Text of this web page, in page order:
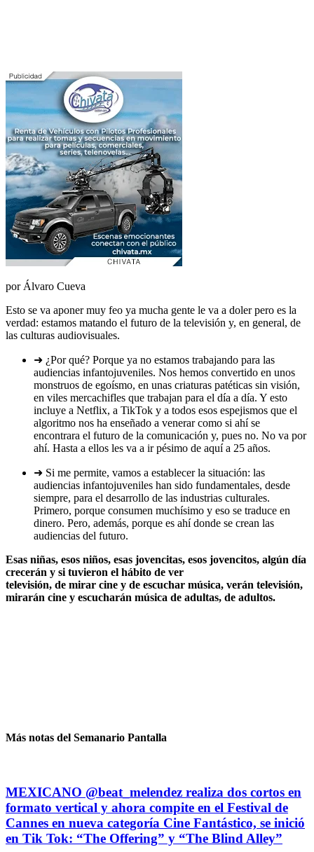
por Álvaro Cueva
Esto se va aponer muy feo ya mucha gente le va a doler pero es la
verdad: estamos matando el futuro de la televisión y, en general, de
las culturas audiovisuales.
➜ ¿Por qué? Porque ya no estamos trabajando para las
audiencias infantojuveniles. Nos hemos convertido en unos
monstruos de egoísmo, en unas criaturas patéticas sin visión,
en viles mercachifles que trabajan para el día a día. Y esto
incluye a Netflix, a TikTok y a todos esos espejismos que el
algoritmo nos ha enseñado a venerar como si ahí se
encontrara el futuro de la comunicación y, pues no. No va por
ahí. Hasta a ellos les va a ir pésimo de aquí a 25 años.
➜ Si me permite, vamos a establecer la situación: las
audiencias infantojuveniles han sido fundamentales, desde
siempre, para el desarrollo de las industrias culturales.
Primero, porque consumen muchísimo y eso se traduce en
dinero. Pero, además, porque es ahí donde se crean las
audiencias del futuro.
Esas niñas, esos niños, esas jovencitas, esos jovencitos, algún día
crecerán y si tuvieron el hábito de ver
televisión, de mirar cine y de escuchar música, verán televisión,
mirarán cine y escucharán música de adultas, de adultos.
Más notas del Semanario Pantalla
MEXICANO @beat_melendez realiza dos cortos en
formato vertical y ahora compite en el Festival de
Cannes en nueva categoría Cine Fantástico, se inició
en Tik Tok: “The Offering” y “The Blind Alley”